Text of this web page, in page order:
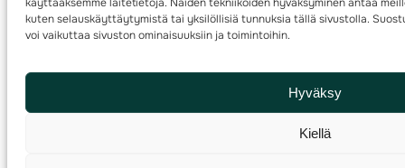
kuten selauskäyttäytymistä tai yksilöllisiä tunnuksia tällä sivustolla.
voi vaikuttaa sivuston ominaisuuksiin ja toimintoihin.
Hyväksy
Kiellä